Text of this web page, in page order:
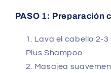
PASO 1: Preparación
Lava el cabello 2-
Plus Shampoo
Masajea